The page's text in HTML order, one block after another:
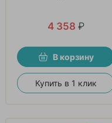
4 358 ₽
В корзину
Купить в 1 клик